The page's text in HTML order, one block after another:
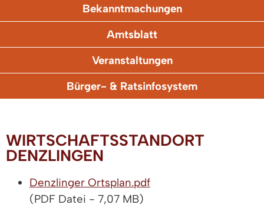
Bekanntmachungen
Amtsblatt
Veranstaltungen
Bürger- & Ratsinfosystem
WIRTSCHAFTSSTANDORT
DENZLINGEN
Denzlinger Ortsplan.pdf
(PDF Datei - 7,07 MB)